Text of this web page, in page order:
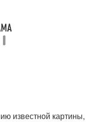
известной картины,